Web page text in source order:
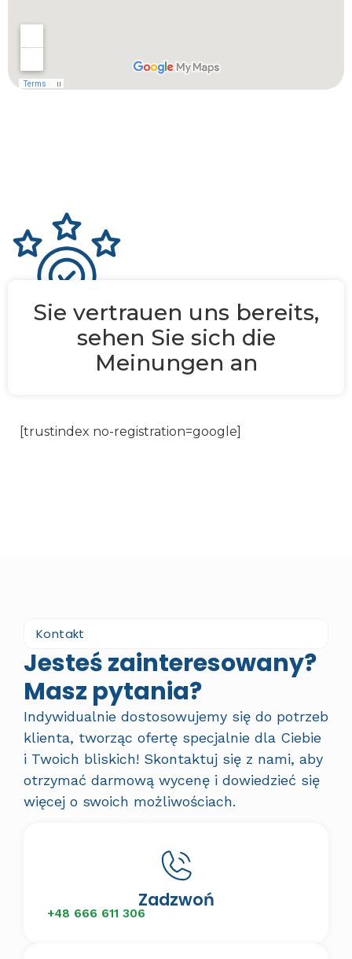
Sie vertrauen uns bereits,
sehen Sie sich die
Meinungen an
[trustindex no-registration=google]
Kontakt
Jesteś zainteresowany?
Masz pytania?
Indywidualnie dostosowujemy się do potrzeb
klienta, tworząc ofertę specjalnie dla Ciebie
i Twoich bliskich! Skontaktuj się z nami, aby
otrzymać darmową wycenę i dowiedzieć się
więcej o swoich możliwościach.
Zadzwoń
+48 666 611 306